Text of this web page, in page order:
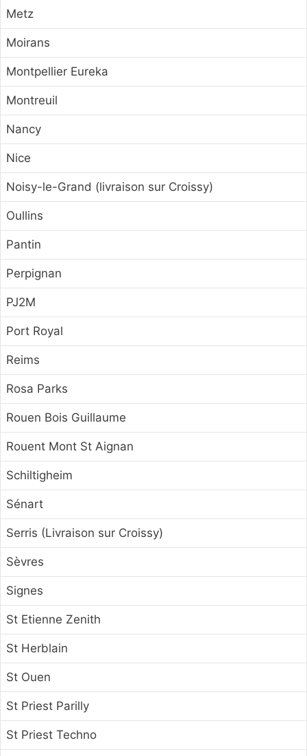
Metz
Moirans
Montpellier Eureka
Montreuil
Nancy
Nice
Noisy-le-Grand (livraison sur Croissy)
Oullins
Pantin
Perpignan
PJ2M
Port Royal
Reims
Rosa Parks
Rouen Bois Guillaume
Rouent Mont St Aignan
Schiltigheim
Sénart
Serris (Livraison sur Croissy)
Sèvres
Signes
St Etienne Zenith
St Herblain
St Ouen
St Priest Parilly
St Priest Techno